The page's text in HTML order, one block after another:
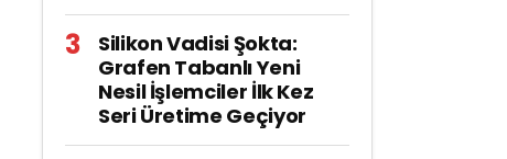
Silikon Vadisi Şokta:
Grafen Tabanlı Yeni
Nesil İşlemciler İlk Kez
Seri Üretime Geçiyor